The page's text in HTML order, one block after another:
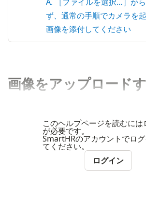
ず、通常の手順でカメラを起
画像を添付してください
画像をアップロード
このヘルプページを読むには
が必要です。
SmartHRのアカウントでロ
てください。
ログイン